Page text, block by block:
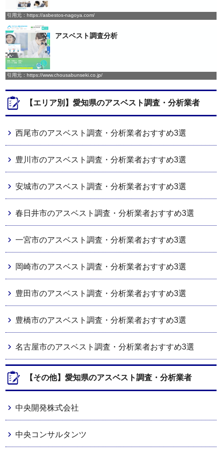
引用元：https://asbestos-nagoya.com/
アスベスト調査分析
引用元：https://www.chousabunseki.co.jp/
【エリア別】愛知県のアスベスト調査・分析業者
西尾市のアスベスト調査・分析業者おすすめ3選
豊川市のアスベスト調査・分析業者おすすめ3選
安城市のアスベスト調査・分析業者おすすめ3選
春日井市のアスベスト調査・分析業者おすすめ3選
一宮市のアスベスト調査・分析業者おすすめ3選
岡崎市のアスベスト調査・分析業者おすすめ3選
豊田市のアスベスト調査・分析業者おすすめ3選
豊橋市のアスベスト調査・分析業者おすすめ3選
名古屋市のアスベスト調査・分析業者おすすめ3選
【その他】愛知県のアスベスト調査・分析業者
中央開発株式会社
中央コンサルタンツ